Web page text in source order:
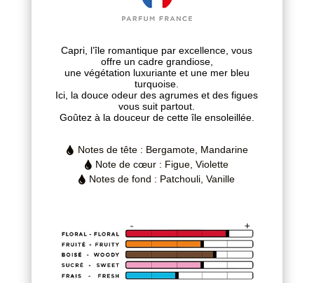
Capri, l’île romantique par excellence, vous
offre un cadre grandiose,
une végétation luxuriante et une mer bleu
turquoise.
Ici, la douce odeur des agrumes et des figues
vous suit partout.
Goûtez à la douceur de cette île ensoleillée.
 Notes de tête : Bergamote, Mandarine
 Note de cœur : Figue, Violette
 Notes de fond : Patchouli, Vanille